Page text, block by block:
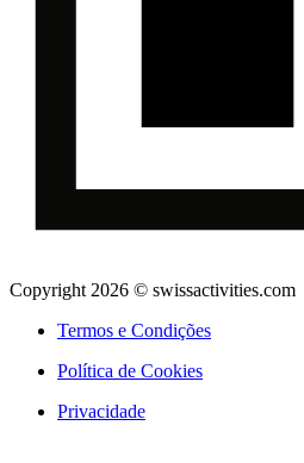
Copyright 2026 © swissactivities.com
Termos e Condições
Política de Cookies
Privacidade